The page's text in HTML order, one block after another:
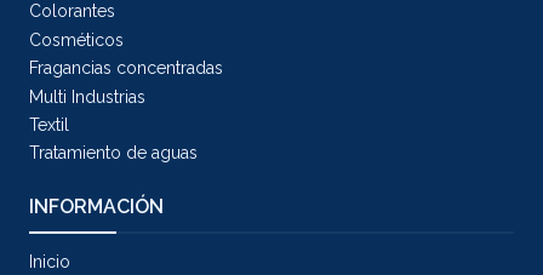
Colorantes
Cosméticos
Fragancias concentradas
Multi Industrias
Textil
Tratamiento de aguas
INFORMACIÓN
Inicio